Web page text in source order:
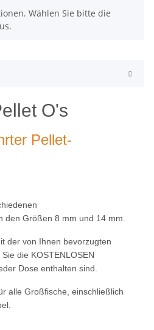
Wählen Sie bitte die
O's
Pellet-
den Größen 8 mm und 14 mm.
der von Ihnen bevorzugten
die KOSTENLOSEN
Dose enthalten sind.
alle Großfische, einschließlich